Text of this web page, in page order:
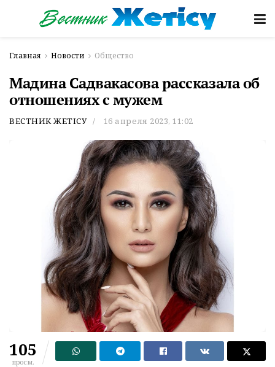
Главная Новости Общество
Мадина Садвакасова рассказала об
отношениях с мужем
ВЕСТНИК ЖЕТІСУ 16 апреля 2023, 11:02
105
просм.